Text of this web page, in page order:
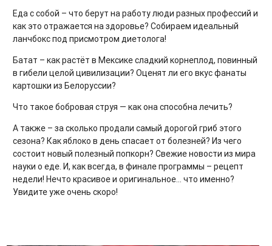
Еда с собой – что берут на работу люди разных профессий и
как это отражается на здоровье? Собираем идеальный
ланчбокс под присмотром диетолога!
Батат – как растёт в Мексике сладкий корнеплод, повинный
в гибели целой цивилизации? Оценят ли его вкус фанаты
картошки из Белоруссии?
Что такое бобровая струя — как она способна лечить?
А также – за сколько продали самый дорогой гриб этого
сезона? Как яблоко в день спасает от болезней? Из чего
состоит новый полезный попкорн? Свежие новости из мира
науки о еде. И, как всегда, в финале программы – рецепт
недели! Нечто красивое и оригинальное... что именно?
Увидите уже очень скоро!